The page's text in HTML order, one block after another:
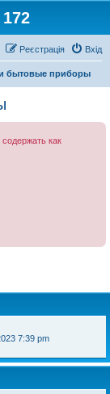
Вхід
Реєстрація
бытовые приборы
как
7:39 pm